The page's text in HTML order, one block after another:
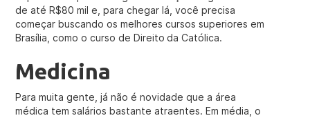
de até R$80 mil e, para chegar lá, você precisa
começar buscando os melhores cursos superiores em
Brasília, como o curso de Direito da Católica.
Medicina
Para muita gente, já não é novidade que a área
médica tem salários bastante atraentes. Em média, o